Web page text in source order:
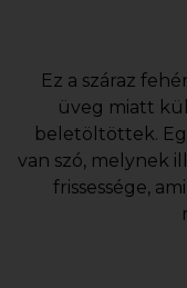
Ez a száraz
üveg miatt
beletöltöttek.
van szó, melynek
frissessége,